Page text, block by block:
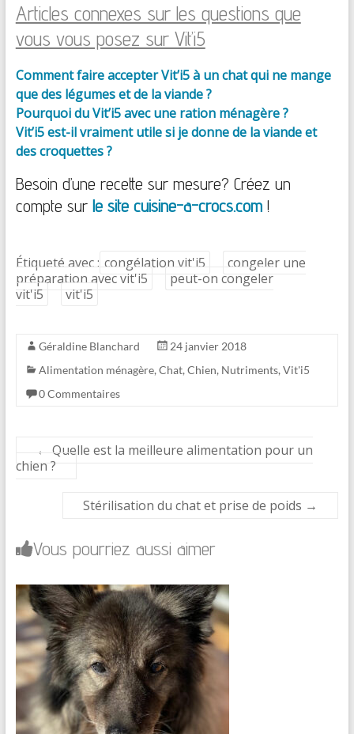
Articles connexes sur les questions que
vous vous posez sur Vit’i5
Comment faire accepter Vit’i5 à un chat qui ne mange
que des légumes et de la viande ?
Pourquoi du Vit’i5 avec une ration ménagère ?
Vit’i5 est-il vraiment utile si je donne de la viande et
des croquettes ?
Besoin d’une recette sur mesure? Créez un
compte sur le site cuisine-a-crocs.com!
Étiqueté avec : congélation vit'i5
congeler une
préparation avec vit'i5
peut-on congeler
vit'i5
vit'i5
Géraldine Blanchard
24 janvier 2018
Alimentation ménagère, Chat, Chien, Nutriments, Vit'i5
0 Commentaires
←
Quelle est la meilleure alimentation pour un
chien ?
Stérilisation du chat et prise de poids →
Vous pourriez aussi aimer